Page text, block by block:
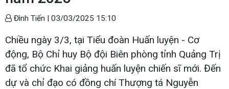
Đình Tiến | 03/03/2025 15:10
Chiều ngày 3/3, tại Tiểu đoàn Huấn luyện - Cơ
động, Bộ Chỉ huy Bộ đội Biên phòng tỉnh Quảng Trị
đã tổ chức Khai giảng huấn luyện chiến sĩ mới. Đến
dự và chỉ đạo có đồng chí Thượng tá Nguyễn